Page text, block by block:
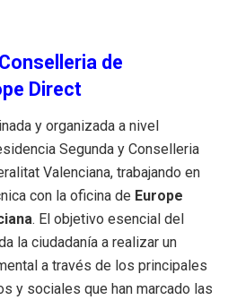
de
Direct
y organizada a nivel
Segunda y Conselleria
Valenciana, trabajando en
con la oficina de Europe
. El objetivo esencial del
la ciudadanía a realizar un
a través de los principales
y sociales que han marcado las